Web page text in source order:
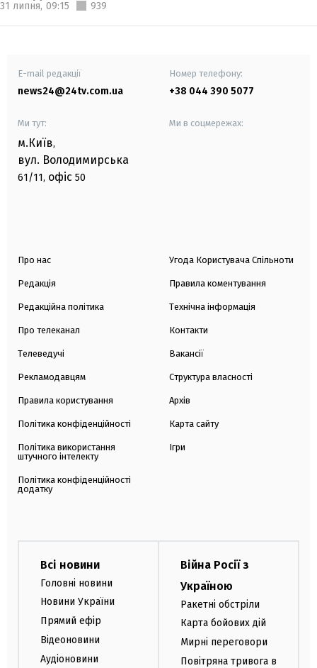
31 липня, 09:15 939
E-mail редакції
news24@24tv.com.ua
Номер телефону:
+38 044 390 5077
Ми тут:
м.Київ,
вул. Володимирська
61/11, офіс 50
Ми в соцмережах:
Про нас
Редакція
Редакційна політика
Про телеканал
Телеведучі
Рекламодавцям
Правила користування
Політика конфіденційності
Політика використання
штучного інтелекту
Політика конфіденційності
додатку
Угода Користувача Спільноти
Правила коментування
Технічна інформація
Контакти
Вакансії
Структура власності
Архів
Карта сайту
Ігри
Всі новини
Головні новини
Новини України
Прямий ефір
Відеоновини
Аудіоновини
Війна Росії з
Україною
Ракетні обстріли
Карта бойових дій
Мирні переговори
Повітряна тривога в